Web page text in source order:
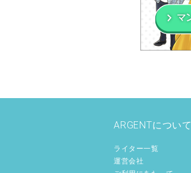
ARGENTについて
ライター一覧
運営会社